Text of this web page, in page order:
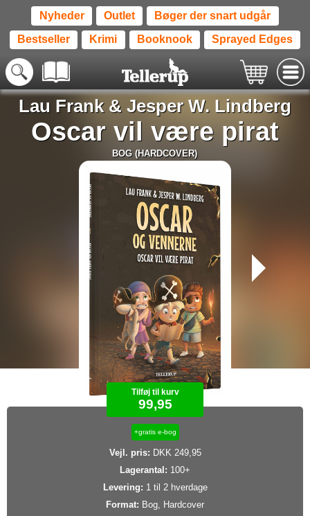
Nyheder Outlet Bøger der snart udgår
Bestseller Krimi Booknook Sprayed Edges
Lau Frank& Jesper W. Lindberg
Oscar vil være pirat
BOG (HARDCOVER)
Tilføj til kurv
99,95
+gratis e-bog
Vejl. pris: DKK 249,95
Lagerantal: 100+
Levering: 1 til 2 hverdage
Format: Bog, Hardcover